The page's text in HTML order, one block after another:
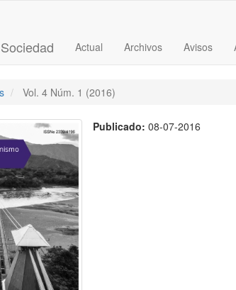
Actual Archivos Avisos
Vol. 4 Núm. 1 (2016)
Publicado:08-07-2016